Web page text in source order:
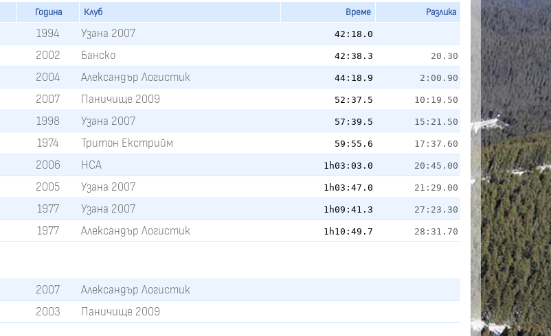
Година Клуб Време Разлика
1994 Узана 2007 42:18.0
2002 Банско 42:38.3 20.30
2004 Александър Логистик 44:18.9 2:00.90
2007 Паничище 2009 52:37.5 10:19.50
1998 Узана 2007 57:39.5 15:21.50
1974 Тритон Екстрийм 59:55.6 17:37.60
2006 НСА 1h03:03.0 20:45.00
2005 Узана 2007 1h03:47.0 21:29.00
1977 Узана 2007 1h09:41.3 27:23.30
1977 Александър Логистик 1h10:49.7 28:31.70
2007
Александър Логистик
2003 Паничище 2009